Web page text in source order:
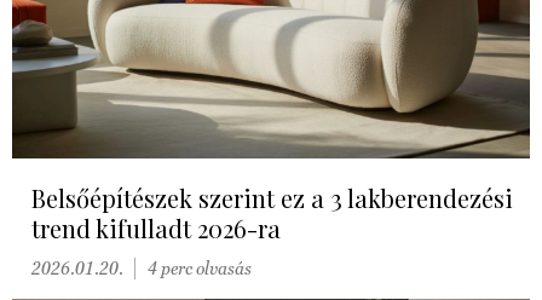
Belsőépítészek szerint ez a 3 lakberendezési
trend kifulladt 2026-ra
2026.01.20. 4 perc olvasás